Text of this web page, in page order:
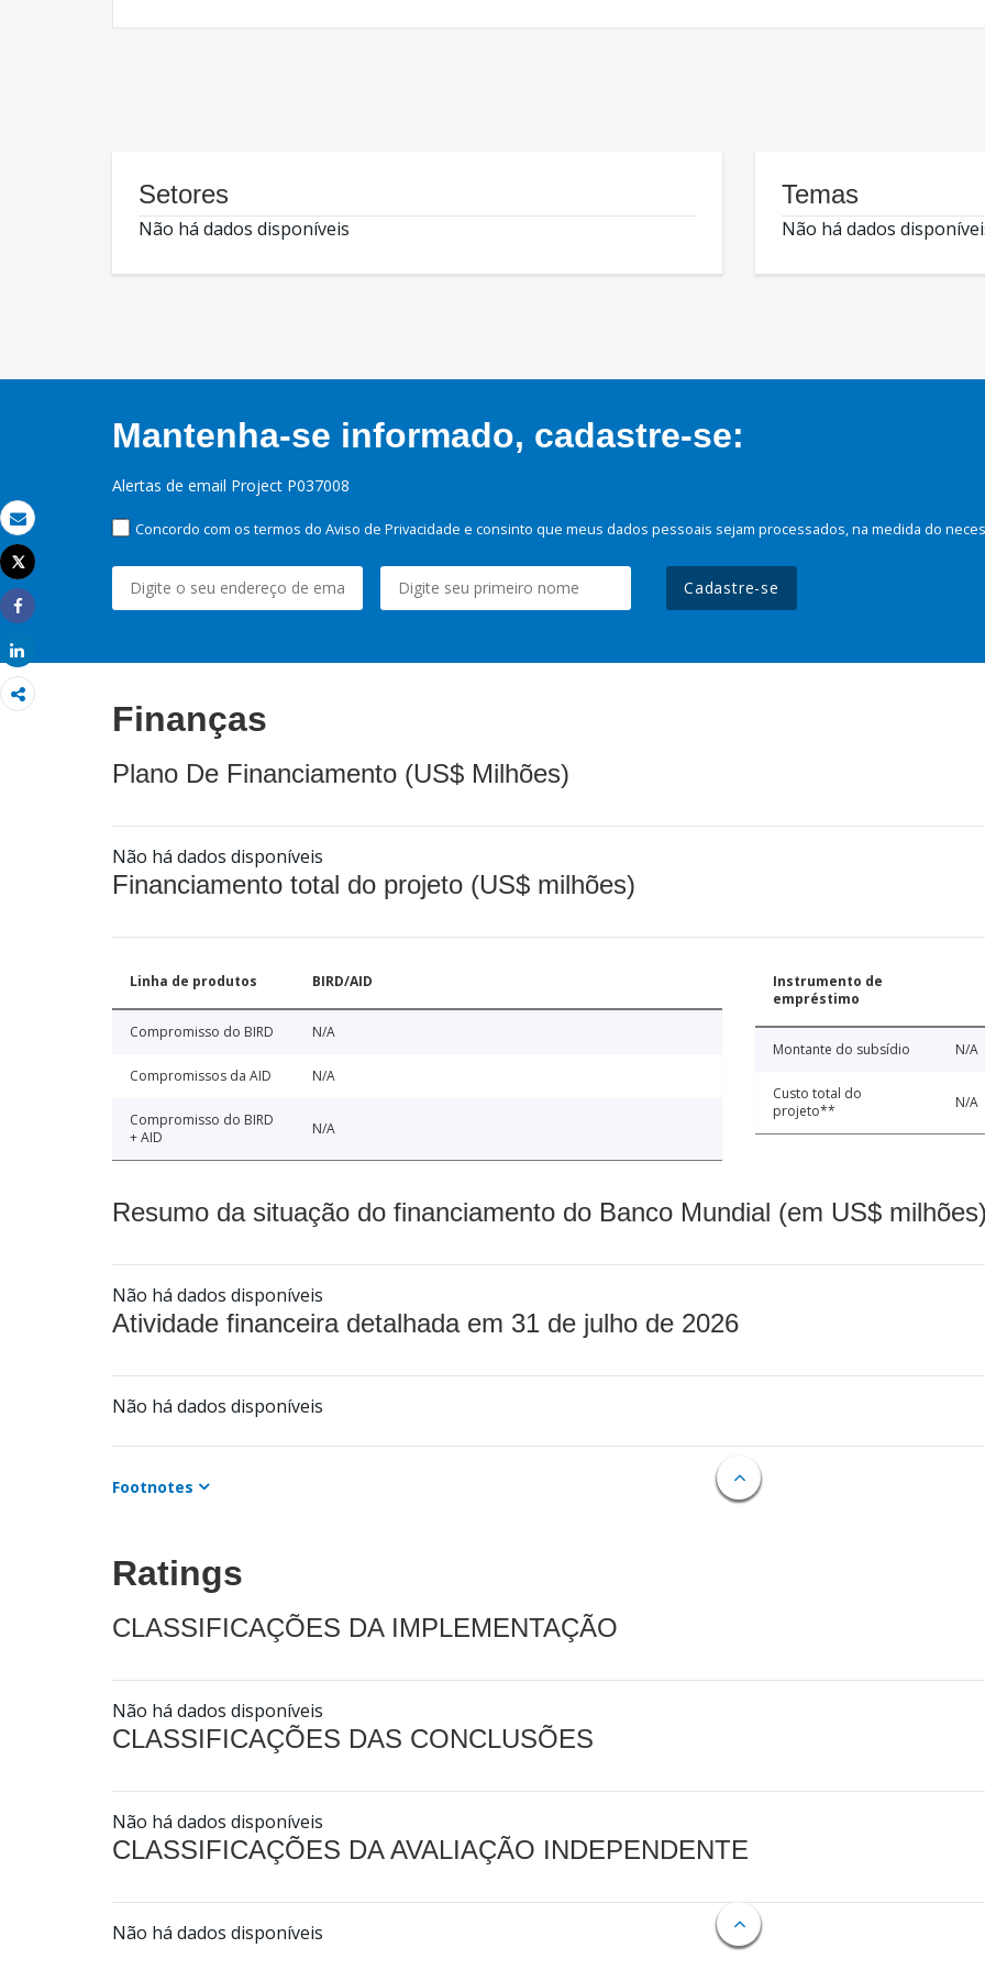
Email
Imprimir
Tweet
Share
Setores
Não há dados disponíveis
Temas
Não há dados
Mantenha-se informado, cadastre-se:
Alertas de email Project P037008
Concordo com os termos do Aviso de Privacidade e consinto que meus dados pessoais sejam processados, na medida do
Cadastre-se
Finanças
Plano De Financiamento (US$ Milhões)
Não há dados disponíveis
Financiamento total do projeto (US$ milhões)
Linha de produtos BIRD/AID
Compromisso do BIRD N/A
Compromissos da AID N/A
Compromisso do BIRD
+ AID
N/A
Instrumento de
empréstimo
Montante do subsídio N/A
Custo total do
projeto**
N/A
Resumo da situação do financiamento do Banco Mundial (em US$
Não há dados disponíveis
Atividade financeira detalhada em 31 de julho de 2026
Não há dados disponíveis
Footnotes
Ratings
CLASSIFICAÇÕES DA IMPLEMENTAÇÃO
Não há dados disponíveis
CLASSIFICAÇÕES DAS CONCLUSÕES
Não há dados disponíveis
CLASSIFICAÇÕES DA AVALIAÇÃO INDEPENDENTE
Não há dados disponíveis